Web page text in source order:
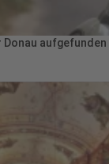
aufgefunden